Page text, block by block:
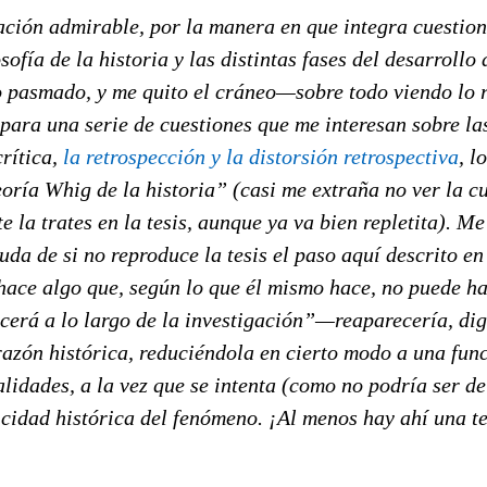
admirable, por la manera en que integra
de la historia y las distintas fases del desarrollo
y me quito el cráneo—sobre todo viendo lo
una serie de cuestiones que me interesan sobre
la retrospección y la distorsión retrospectiva,
Whig de la historia” (casi me extraña no ver la
la trates en la tesis, aunque ya va bien repletita).
de si no reproduce la tesis el paso aquí descrito
algo que, según lo que él mismo hace, no puede
a lo largo de la investigación”—reaparecería,
histórica, reduciéndola en cierto modo a una
a la vez que se intenta (como no podría ser
histórica del fenómeno. ¡Al menos hay ahí una